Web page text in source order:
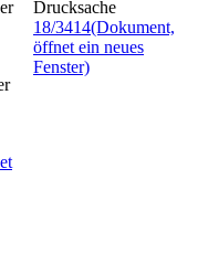
Drucksache
18/3414(Dokument,
öffnet ein neues
Fenster)